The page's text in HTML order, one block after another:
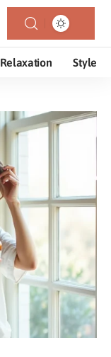
Relaxation Style